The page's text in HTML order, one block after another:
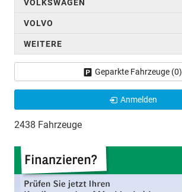
VOLKSWAGEN
VOLVO
WEITERE
Geparkte Fahrzeuge (0)
Anmelden
2438 Fahrzeuge